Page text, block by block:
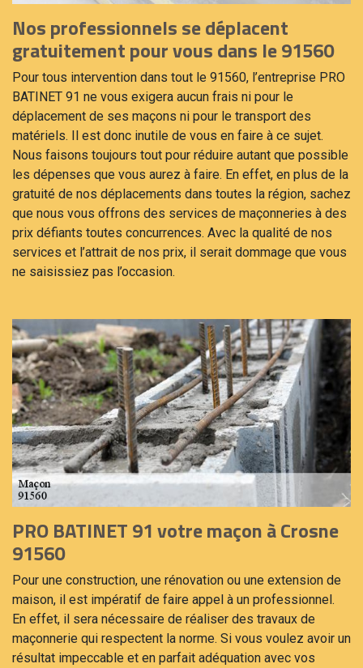
Nos professionnels se déplacent
gratuitement pour vous dans le 91560
Pour tous intervention dans tout le 91560, l’entreprise PRO
BATINET 91 ne vous exigera aucun frais ni pour le
déplacement de ses maçons ni pour le transport des
matériels. Il est donc inutile de vous en faire à ce sujet.
Nous faisons toujours tout pour réduire autant que possible
les dépenses que vous aurez à faire. En effet, en plus de la
gratuité de nos déplacements dans toutes la région, sachez
que nous vous offrons des services de maçonneries à des
prix défiants toutes concurrences. Avec la qualité de nos
services et l’attrait de nos prix, il serait dommage que vous
ne saisissiez pas l’occasion.
PRO BATINET 91 votre maçon à Crosne
91560
Pour une construction, une rénovation ou une extension de
maison, il est impératif de faire appel à un professionnel.
En effet, il sera nécessaire de réaliser des travaux de
maçonnerie qui respectent la norme. Si vous voulez avoir un
résultat impeccable et en parfait adéquation avec vos